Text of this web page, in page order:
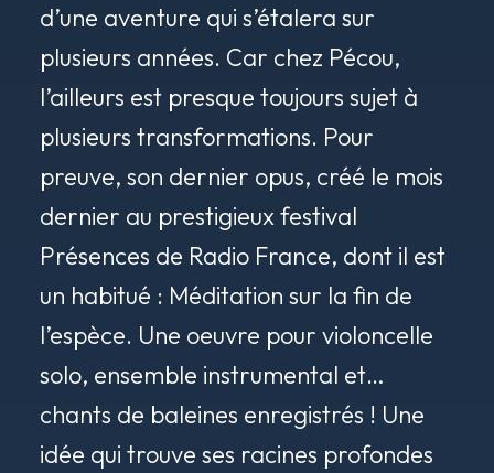
d’une aventure qui s’étalera sur
plusieurs années. Car chez Pécou,
l’ailleurs est presque toujours sujet à
plusieurs transformations. Pour
preuve, son dernier opus, créé le mois
dernier au prestigieux festival
Présences de Radio France, dont il est
un habitué : Méditation sur la fin de
l’espèce. Une oeuvre pour violoncelle
solo, ensemble instrumental et…
chants de baleines enregistrés ! Une
idée qui trouve ses racines profondes